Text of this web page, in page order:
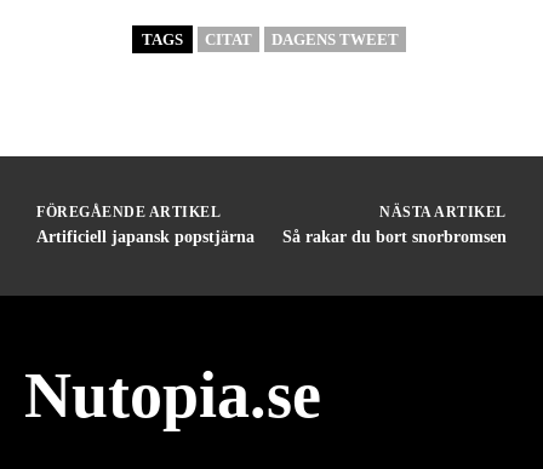
TAGS CITAT DAGENS TWEET
FÖREGÅENDE ARTIKEL
Artificiell japansk popstjärna
NÄSTA ARTIKEL
Så rakar du bort snorbromsen
Nutopia.se